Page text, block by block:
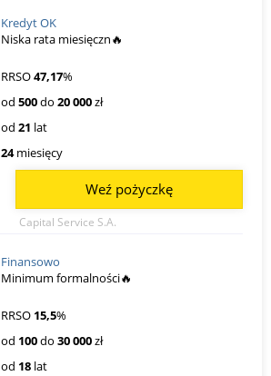
Kredyt OK
Niska rata miesięczn🔥
RRSO47,17%
od 500do 20 000zł
od 21 lat
24miesięcy
Capital Service S.A.
Weź pożyczkę
Finansowo
Minimum formalności🔥
RRSO 15,5%
od 100do 30 000zł
od 18 lat